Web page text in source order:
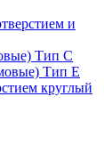
и
Тип С
Тип Е
круглый